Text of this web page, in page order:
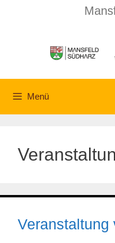
Menü
Veranstaltung